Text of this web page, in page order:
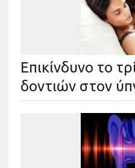
Επικίνδυνο το
δοντιών στον